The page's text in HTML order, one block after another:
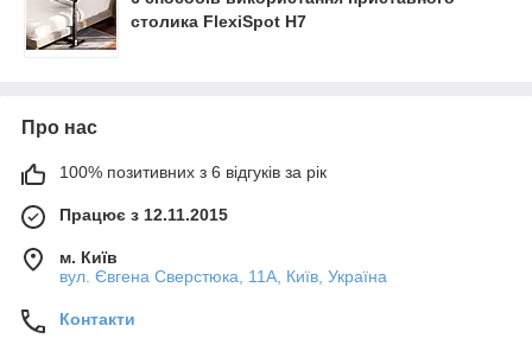
столика FlexiSpot H7
Про нас
100% позитивних з 6 відгуків за рік
Працює з 12.11.2015
м. Київ
вул. Євгена Сверстюка, 11А, Київ, Україна
Контакти